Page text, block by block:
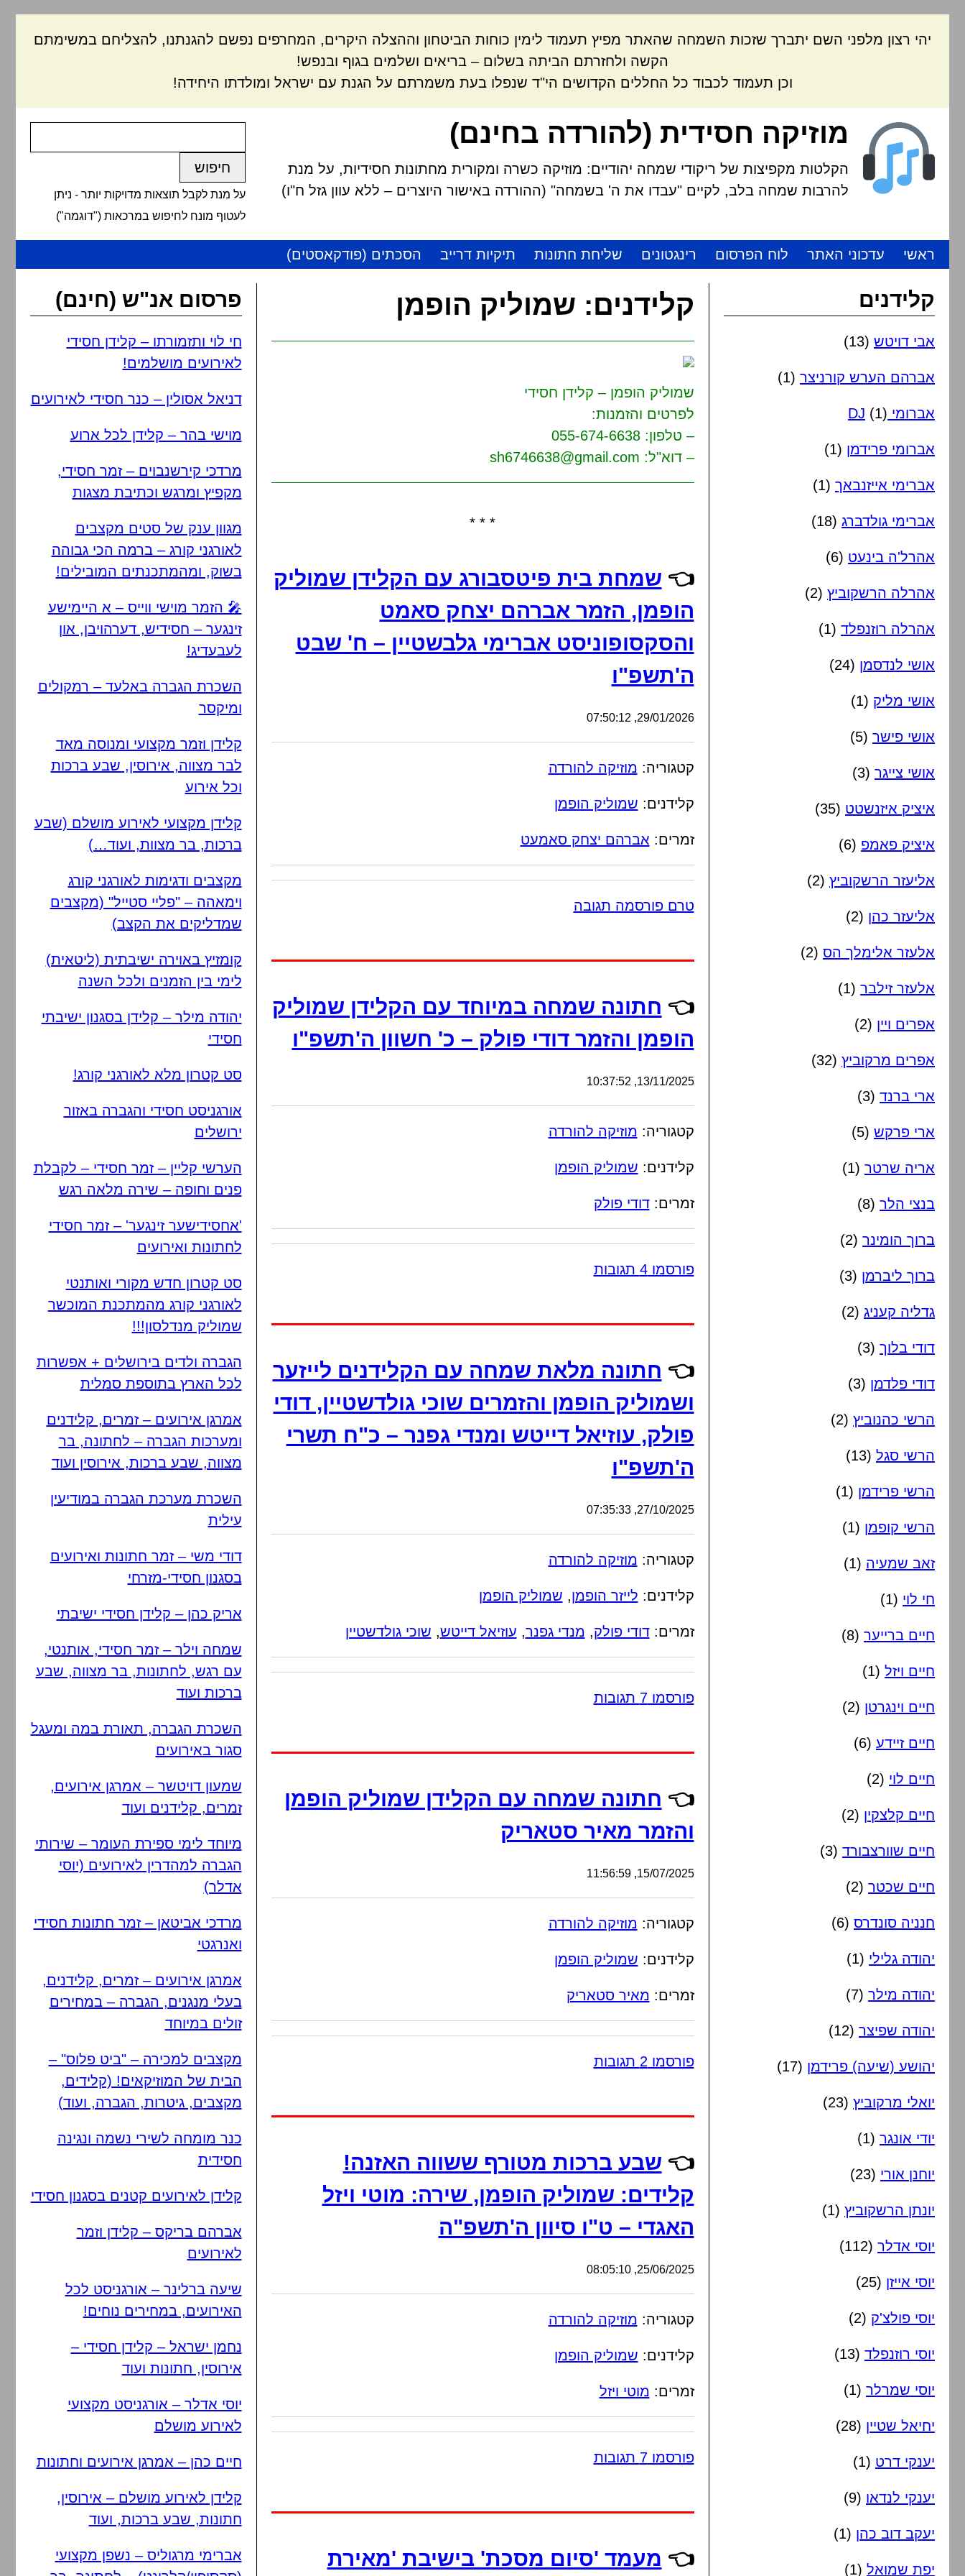
יהי רצון מלפני השם יתברך שזכות השמחה שהאתר מפיץ תעמוד לימין כוחות הביטחון וההצלה היקרים, המחרפים נפשם להגנתנו, להצליחם במשימתם
הקשה ולחזרתם הביתה בשלום – בריאים ושלמים בגוף ובנפש!
וכן תעמוד לכבוד כל החללים הקדושים הי"ד שנפלו בעת משמרתם על הגנת עם ישראל ומולדתו היחידה!
מוזיקה חסידית (להורדה בחינם)
הקלטות מקפיצות של ריקודי שמחה יהודיים: מוזיקה כשרה ומקורית מחתונות חסידיות, על מנת
להרבות שמחה בלב, לקיים "עבדו את ה' בשמחה" (ההורדה באישור היוצרים – ללא עוון גזל ח"ו)
על מנת לקבל תוצאות מדויקות יותר - ניתן
לעטוף מונח לחיפוש במרכאות ("דוגמה")
ראשי עדכוני האתר לוח הפרסום רינגטונים שליחת חתונות תיקיות דרייב הסכתים (פודקאסטים)
קלידנים: שמוליק הופמן
שמוליק הופמן – קלידן חסידי
לפרטים והזמנות:
– טלפון: 055-674-6638
– דוא"ל: sh6746638@gmail.com
* * *
👈 שמחת בית פיטסבורג עם הקלידן שמוליק
הופמן, הזמר אברהם יצחק סאמט
והסקסופוניסט אברימי גלבשטיין – ח' שבט
ה'תשפ"ו
29/01/2026, 07:50:12
קטגוריה: מוזיקה להורדה
קלידנים: שמוליק הופמן
זמרים: אברהם יצחק סאמעט
טרם פורסמה תגובה
👈 חתונה שמחה במיוחד עם הקלידן שמוליק
הופמן והזמר דודי פולק – כ' חשוון ה'תשפ"ו
13/11/2025, 10:37:52
קטגוריה: מוזיקה להורדה
קלידנים: שמוליק הופמן
זמרים:דודי פולק
פורסמו 4 תגובות
👈 חתונה מלאת שמחה עם הקלידנים לייזער
ושמוליק הופמן והזמרים שוכי גולדשטיין, דודי
פולק, עוזיאל דייטש ומנדי גפנר – כ"ח תשרי
ה'תשפ"ו
27/10/2025, 07:35:33
קטגוריה: מוזיקה להורדה
קלידנים: לייזר הופמן, שמוליק הופמן
זמרים:דודי פולק, מנדי גפנר, עוזיאל דייטש, שוכי גולדשטיין
פורסמו 7 תגובות
👈 חתונה שמחה עם הקלידן שמוליק הופמן
והזמר מאיר סטאריק
15/07/2025, 11:56:59
קטגוריה: מוזיקה להורדה
קלידנים: שמוליק הופמן
זמרים: מאיר סטאריק
פורסמו 2 תגובות
👈 שבע ברכות מטורף ששווה האזנה!
קלידים: שמוליק הופמן, שירה: מוטי ויזל
האגדי – ט"ו סיוון ה'תשפ"ה
25/06/2025, 08:05:10
קטגוריה: מוזיקה להורדה
קלידנים: שמוליק הופמן
זמרים: מוטי ויזל
פורסמו 7 תגובות
👈 מעמד 'סיום מסכת' בישיבת 'מאירת
קלידנים
אבי דויטש (13)
אברהם הערש קורניצר (1)
אברומי DJ (1)
אברומי פרידמן (1)
אברימי אייזנבאך (1)
אברימי גולדברג (18)
אהרל'ה בינעט (6)
אהרלה הרשקוביץ (2)
אהרלה רוזנפלד (1)
אושי לנדסמן (24)
אושי מליק (1)
אושי פישר (5)
אושי צייגר (3)
איציק איזנשטט (35)
איציק פאמפ (6)
אליעזר הרשקוביץ (2)
אליעזר כהן (2)
אלעזר אלימלך הס (2)
אלעזר זילבר (1)
אפרים ויין (2)
אפרים מרקוביץ (32)
ארי ברנד (3)
ארי פרקש (5)
אריה שרטר (1)
בנצי הלר (8)
ברוך הומינר (2)
ברוך ליברמן (3)
גדליה קעניג (2)
דודי בלוך (3)
דודי פלדמן (3)
הרשי כהנוביץ (2)
הרשי סגל (13)
הרשי פרידמן (1)
הרשי קופמן (1)
זאב שמעיה (1)
חי לוי (1)
חיים ברייער (8)
חיים ויזל (1)
חיים וינגרטן (2)
חיים זיידע (6)
חיים לוי (2)
חיים קלצקין (2)
חיים שוורצבורד (3)
חיים שכטר (2)
חנניה סונדרס (6)
יהודה גלילי (1)
יהודה מילר (7)
יהודה שפיצר (12)
יהושע (שיעה) פרידמן (17)
יואלי מרקוביץ (23)
יודי אונגר (1)
יוחנן אורי (23)
יונתן הרשקוביץ (1)
יוסי אדלר (112)
יוסי אייזן (25)
יוסי פולצ'ק (2)
יוסי רוזנפלד (13)
יוסי שמרלר (1)
יחיאל שטיין (28)
יענקי דרט (1)
יענקי לנדאו (9)
יעקב דוב כהן (1)
יפת שמואל (1)
פרסום אנ"ש (חינם)
חי לוי ותזמורתו – קלידן חסידי
לאירועים מושלמים!
דניאל אסולין – כנר חסידי לאירועים
מוישי בהר – קלידן לכל ארוע
מרדכי קירשנבוים – זמר חסידי,
מקפיץ ומרגש וכתיבת מצגות
מגוון ענק של סטים מקצבים
לאורגני קורג – ברמה הכי גבוהה
בשוק, ומהמתכנתים המובילים!
🎤 הזמר מוישי ווייס – א היימישע
זינגער – חסידיש, דערהויבן, און
לעבעדיג!
השכרת הגברה באלעד – רמקולים
ומיקסר
קלידן וזמר מקצועי ומנוסה מאד
לבר מצווה, אירוסין, שבע ברכות
וכל אירוע
קלידן מקצועי לאירוע מושלם (שבע
ברכות, בר מצוות, ועוד…)
מקצבים ודגימות לאורגני קורג
וימאהה – "פליי סטייל" (מקצבים
שמדליקים את הקצב)
קומזיץ באוירה ישיבתית (ליטאית)
לימי בין הזמנים ולכל השנה
יהודה מילר – קלידן בסגנון ישיבתי
חסידי
סט קטרון מלא לאורגני קורג!
אורגניסט חסידי והגברה באזור
ירושלים
הערשי קליין – זמר חסידי – לקבלת
פנים וחופה – שירה מלאה רגש
'אחסידישער זינגער' – זמר חסידי
לחתונות ואירועים
סט קטרון חדש מקורי ואותנטי
לאורגני קורג מהמתכנת המוכשר
שמוליק מנדלסון!!!
הגברה ולדים בירושלים + אפשרות
לכל הארץ בתוספת סמלית
אמרגן אירועים – זמרים, קלידנים
ומערכות הגברה – לחתונה, בר
מצווה, שבע ברכות, אירוסין ועוד
השכרת מערכת הגברה במודיעין
עילית
דודי משי – זמר חתונות ואירועים
בסגנון חסידי-מזרחי
אריק כהן – קלידן חסידי ישיבתי
שמחה וילר – זמר חסידי, אותנטי,
עם רגש, לחתונות, בר מצווה, שבע
ברכות ועוד
השכרת הגברה, תאורת במה ומעגל
סגור באירועים
שמעון דויטשר – אמרגן אירועים,
זמרים, קלידנים ועוד
מיוחד לימי ספירת העומר – שירותי
הגברה למהדרין לאירועים (יוסי
אדלר)
מרדכי אביטאן – זמר חתונות חסידי
ואנרגטי
אמרגן אירועים – זמרים, קלידנים,
בעלי מנגנים, הגברה – במחירים
זולים במיוחד
מקצבים למכירה – "ביט פלוס" –
הבית של המוזיקאים! (קלידים,
מקצבים, גיטרות, הגברה, ועוד)
כנר מומחה לשירי נשמה ונגינה
חסידית
קלידן לאירועים קטנים בסגנון חסידי
אברהם בריקס – קלידן וזמר
לאירועים
שיעה ברלינר – אורגניסט לכל
האירועים, במחירים נוחים!
נחמן ישראל – קלידן חסידי –
אירוסין, חתונות ועוד
יוסי אדלר – אורגניסט מקצועי
לאירוע מושלם
חיים כהן – אמרגן אירועים וחתונות
קלידן לאירוע מושלם – אירוסין,
חתונות, שבע ברכות, ועוד
אברימי מרגוליס – נשפן מקצועי